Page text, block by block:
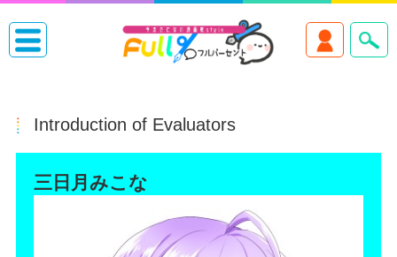
Introduction of Evaluators
三日月みこな